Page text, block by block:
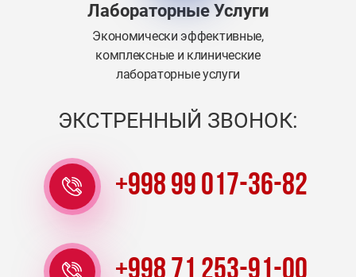
Лабораторные Услуги
Экономически эффективные,
комплексные и клинические
лабораторные услуги
ЭКСТРЕННЫЙ ЗВОНОК:
+998 99 017-36-82